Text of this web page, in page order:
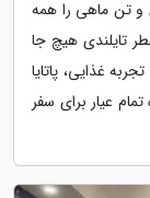
و تن ماهی را همه
تایلندی هیچ جا
غذایی، پاتایا
عیار برای سفر